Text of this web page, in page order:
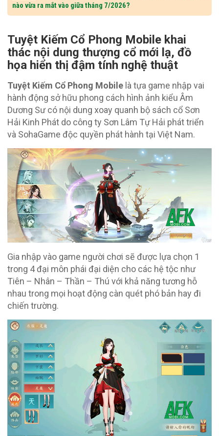
nào vừa ra mắt vào giữa tháng 7/2026?
Tuyệt Kiếm Cổ Phong Mobile khai
thác nội dung thượng cổ mới lạ, đồ
họa hiển thị đậm tính nghệ thuật
Tuyệt Kiếm Cổ Phong Mobile là tựa game nhập vai
hành động sở hữu phong cách hình ảnh kiểu Âm
Dương Sư có nội dung xoay quanh bộ sách cổ Sơn
Hải Kinh Phát do công ty Sơn Lâm Tự Hải phát triển
và SohaGame độc quyền phát hành tại Việt Nam.
Gia nhập vào game người chơi sẽ được lựa chọn 1
trong 4 đại môn phái đại diện cho các hệ tộc như
Tiên – Nhân – Thần – Thú với khả năng tương hỗ
nhau trong mọi hoạt động càn quét phó bản hay đi
chiến trường.